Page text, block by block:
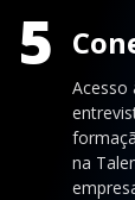
5
Acesso
na